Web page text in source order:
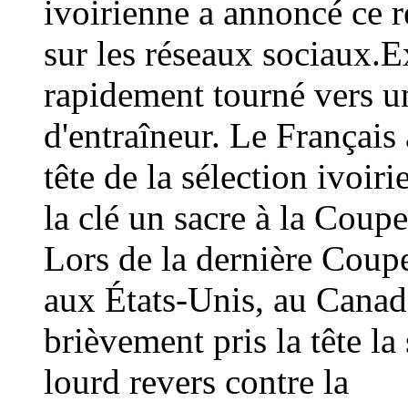
ivoirienne a annoncé ce
sur les réseaux
rapidement tourné vers
d'entraîneur. Le
tête de la sélection
la clé un sacre à la
Lors de la dernière
aux États-Unis, au
brièvement pris la tête
lourd revers contre la